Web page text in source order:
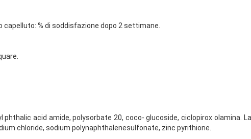
% di soddisfazione dopo 2 settimane.
acid amide, polysorbate 20, coco- glucoside, ciclopirox olamina.
chloride, sodium polynaphthalenesulfonate, zinc pyrithione.